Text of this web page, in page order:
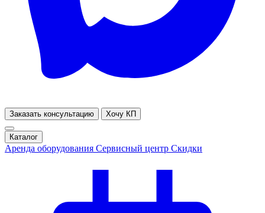
Заказать консультацию Хочу КП
Каталог
Аренда оборудования Сервисный центр Скидки